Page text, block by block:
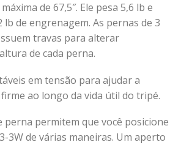
de 67,5″. Ele pesa 5,6 lb e
de engrenagem. As pernas de 3
travas para alterar
de cada perna.
​​em tensão para ajudar a
ao longo da vida útil do tripé.
permitem que você posicione
3W de várias maneiras. Um aperto